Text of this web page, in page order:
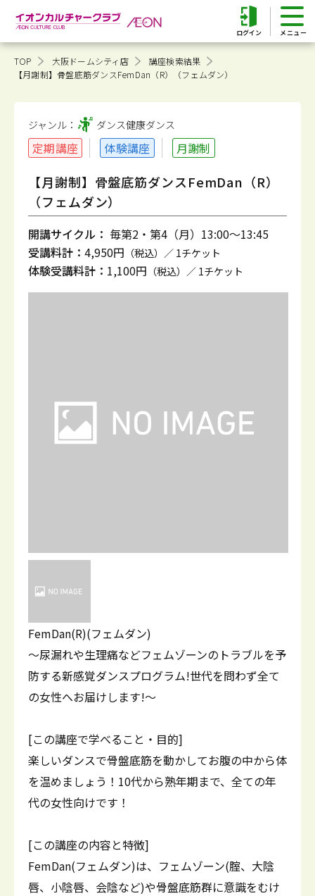
ログイン
TOP 大阪ドームシティ店
講座検索結果
【月謝制】骨盤底筋ダンスFemDan（R）（フェムダン）
ジャンル： ダンス健康ダンス
定期講座 体験講座 月謝制
【月謝制】骨盤底筋ダンスFemDan（R）
（フェムダン）
開講サイクル： 毎第2・第4（月）13:00～13:45
受講料計： 4,950円 （税込）／ 1チケット
体験受講料計： 1,100円 （税込）／ 1チケット
FemDan(R)(フェムダン)
～尿漏れや生理痛などフェムゾーンのトラブルを予
防する新感覚ダンスプログラム!世代を問わず全て
の女性へお届けします!～
[この講座で学べること・目的]
楽しいダンスで骨盤底筋を動かしてお腹の中から体
を温めましょう！10代から熟年期まで、全ての年
代の女性向けです！
[この講座の内容と特徴]
FemDan(フェムダン)は、フェムゾーン(腟、大陰
唇、小陰唇、会陰など)や骨盤底筋群に意識をむけ